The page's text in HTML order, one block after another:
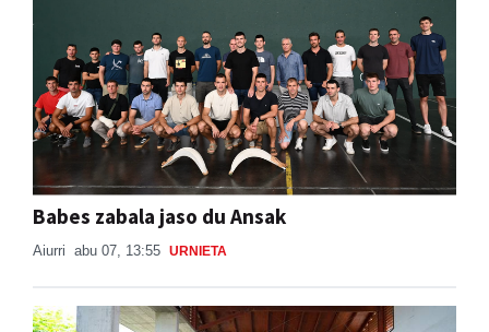
Babes zabala jaso du Ansak
Aiurri abu 07, 13:55 URNIETA